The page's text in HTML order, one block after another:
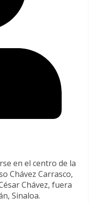
en el centro de la
Chávez Carrasco,
Chávez, fuera
Sinaloa.